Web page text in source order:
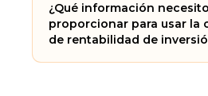
¿Qué información necesito
proporcionar para usar la
de rentabilidad de